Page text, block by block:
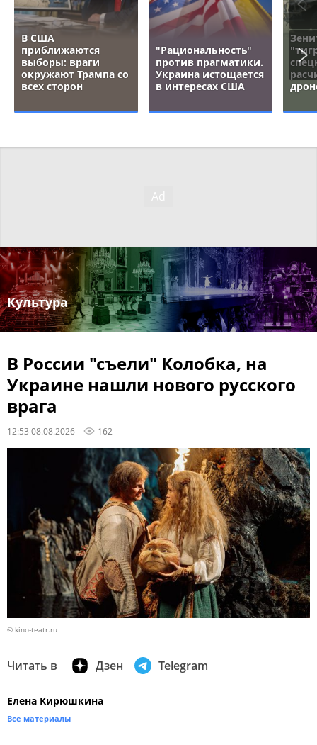
В США
приближаются
выборы: враги
окружают Трампа со
всех сторон
"Рациональность"
против прагматики.
Украина истощается
в интересах США
Культура
В России "съели" Колобка, на
Украине нашли нового русского
врага
12:53 08.08.2026 162
© kino-teatr.ru
Читать в Дзен Telegram
Елена Кирюшкина
Все материалы